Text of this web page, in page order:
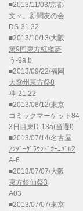
■2013/11/03/京都
文々。新聞友の会
DS-31,32
■2013/10/13/大阪
第9回東方紅楼夢
う-9a,b
■2013/09/22/福岡
大⑨州東方祭8
神-21,22
■2013/08/12/東京
コミックマーケット84
3日目東D-13a(当選!)
■2013/07/14/名古屋
ｱﾝﾀﾞｰｸﾞﾗｳﾝﾄﾞｶｰﾆﾊﾞﾙ2
A-6
■2013/07/07/大阪
東方鈴仙祭3
A03
■2013/07/07/東京